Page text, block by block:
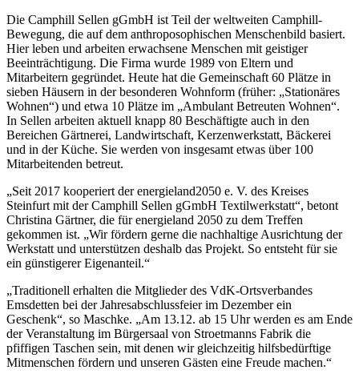
Die Camphill Sellen gGmbH ist Teil der weltweiten Camphill-
Bewegung, die auf dem anthroposophischen Menschenbild basiert.
Hier leben und arbeiten erwachsene Menschen mit geistiger
Beeinträchtigung. Die Firma wurde 1989 von Eltern und
Mitarbeitern gegründet. Heute hat die Gemeinschaft 60 Plätze in
sieben Häusern in der besonderen Wohnform (früher: „Stationäres
Wohnen“) und etwa 10 Plätze im „Ambulant Betreuten Wohnen“.
In Sellen arbeiten aktuell knapp 80 Beschäftigte auch in den
Bereichen Gärtnerei, Landwirtschaft, Kerzenwerkstatt, Bäckerei
und in der Küche. Sie werden von insgesamt etwas über 100
Mitarbeitenden betreut.
„Seit 2017 kooperiert der energieland2050 e. V. des Kreises
Steinfurt mit der Camphill Sellen gGmbH Textilwerkstatt“, betont
Christina Gärtner, die für energieland 2050 zu dem Treffen
gekommen ist. „Wir fördern gerne die nachhaltige Ausrichtung der
Werkstatt und unterstützen deshalb das Projekt. So entsteht für sie
ein günstigerer Eigenanteil.“
„Traditionell erhalten die Mitglieder des VdK-Ortsverbandes
Emsdetten bei der Jahresabschlussfeier im Dezember ein
Geschenk“, so Maschke. „Am 13.12. ab 15 Uhr werden es am Ende
der Veranstaltung im Bürgersaal von Stroetmanns Fabrik die
pfiffigen Taschen sein, mit denen wir gleichzeitig hilfsbedürftige
Mitmenschen fördern und unseren Gästen eine Freude machen.“